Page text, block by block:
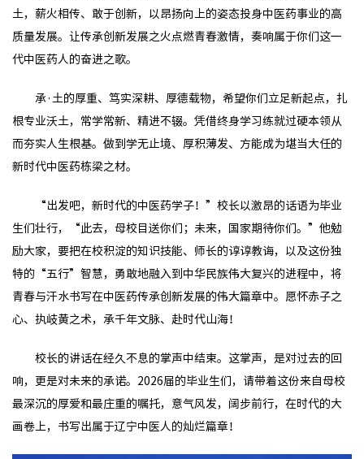
土，薪火相传、敢于创新，以昂扬向上的姿态投身中医药事业的高
质量发展。让传承创新发展之火点燃青春激情，奏响属于你们这一
代中医药人的奋进之歌。
承·土的厚重、笃实深耕、厚德载物，希望你们立足新起点，扎
根专业沃土，常学常新、精进不辍。凭借终身学习练就过硬本领从
而夯实人生根基。做到学无止境、厚积薄发、方能成为堪当大任的
新时代中医药栋梁之材。
“出发吧，新时代的中医药学子！”校长以激昂的话语为毕业
生们壮行，“此去，母校目送你们；未来，国家期待你们。”他勉
励大家，要把在校积淀的知识技能、师长的谆谆教诲，以及这份独
特的“五行”智慧，勇敢地融入到中华民族伟大复兴的进程中，将
青春与汗水书写在中医药传承创新发展的伟大篇章中。愿怀赤子之
心、执岐黄之术，承千年文脉、赴时代山海！
校长的讲话在经久不息的掌声中结束。这掌声，是对过去的回
响，更是对未来的承诺。2026届的毕业生们，请带着这份来自母校
最深沉的厚爱和最庄重的嘱托，意气风发，阔步前行，在时代的大
画卷上，书写出属于辽宁中医人的灿烂篇章！